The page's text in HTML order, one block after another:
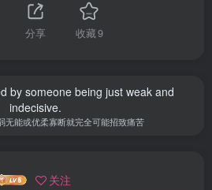
分享 收藏9
by someone being just weak and
indecisive.
无能或优柔寡断就完全可能招致痛苦
关注